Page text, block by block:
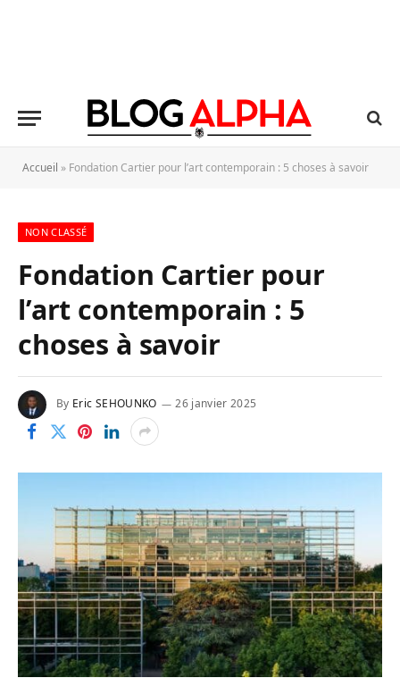
Accueil » Fondation Cartier pour l’art contemporain : 5 choses à savoir
NON CLASSÉ
Fondation Cartier pour
l’art contemporain : 5
choses à savoir
By Eric SEHOUNKO 26 janvier 2025